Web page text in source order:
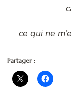
ce qui ne
Partager :